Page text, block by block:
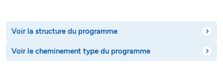
Voir la structure du programme
Voir le cheminement type du programme